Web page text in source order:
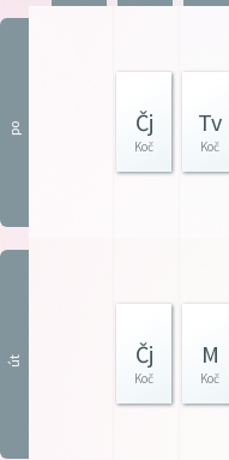
po Čj
Koč
Tv
Koč
út Čj
Koč
M
Koč